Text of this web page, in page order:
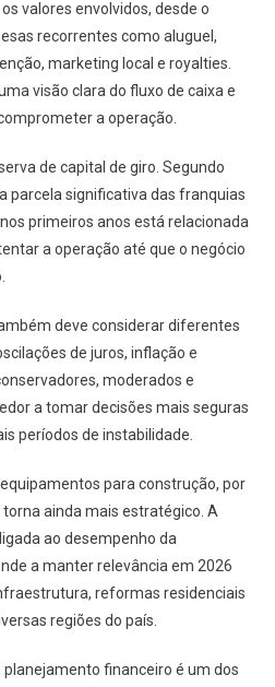
valores envolvidos, desde o
recorrentes como aluguel,
marketing local e royalties.
visão clara do fluxo de caixa e
a operação.
de capital de giro. Segundo
parcela significativa das franquias
primeiros anos está relacionada
a operação até que o negócio
deve considerar diferentes
de juros, inflação e
moderados e
a tomar decisões mais seguras
períodos de instabilidade.
para construção, por
ainda mais estratégico. A
ao desempenho da
a manter relevância em 2026
reformas residenciais
regiões do país.
planejamento financeiro é um dos